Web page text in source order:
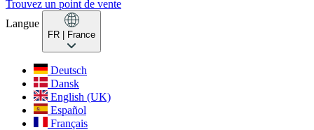
Trouvez un point de vente
Langue
FR | France
Deutsch
Dansk
English (UK)
Español
Français